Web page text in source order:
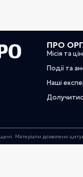
ПРО
Місія та
Події та
Наші
Матеріали дозволено